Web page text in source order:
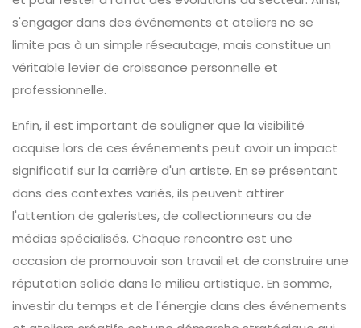
s'engager dans des événements et ateliers ne se
limite pas à un simple réseautage, mais constitue un
véritable levier de croissance personnelle et
professionnelle.
Enfin, il est important de souligner que la visibilité
acquise lors de ces événements peut avoir un impact
significatif sur la carrière d'un artiste. En se présentant
dans des contextes variés, ils peuvent attirer
l'attention de galeristes, de collectionneurs ou de
médias spécialisés. Chaque rencontre est une
occasion de promouvoir son travail et de construire une
réputation solide dans le milieu artistique. En somme,
investir du temps et de l'énergie dans des événements